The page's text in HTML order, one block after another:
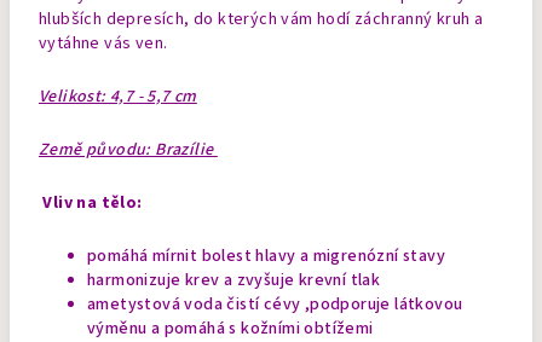
hlubších depresích, do kterých vám hodí záchranný kruh a
vytáhne vás ven.
Velikost: 4,7 - 5,7 cm
Země původu: Brazílie
Vliv na tělo:
pomáhá mírnit bolest hlavy a migrenózní stavy
harmonizuje krev a zvyšuje krevní tlak
ametystová voda čistí cévy ,podporuje látkovou
výměnu a pomáhá s kožními obtížemi